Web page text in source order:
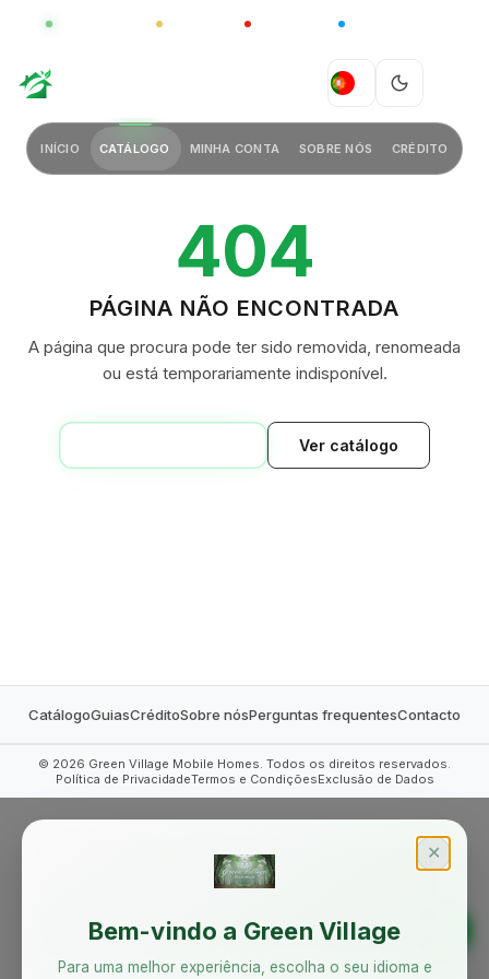
CHINA
PT
INÍCIO CATÁLOGO MINHA CONTA SOBRE NÓS CRÉDITO
404
PÁGINA NÃO ENCONTRADA
A página que procura pode ter sido removida, renomeada
ou está temporariamente indisponível.
Ver catálogo
CatálogoGuiasCréditoSobre nósPerguntas frequentesContacto
© 2026 Green Village Mobile Homes. Todos os direitos reservados.
Política de PrivacidadeTermos e CondiçõesExclusão de Dados
✕
Bem-vindo a Green Village
Para uma melhor experiência, escolha o seu idioma e